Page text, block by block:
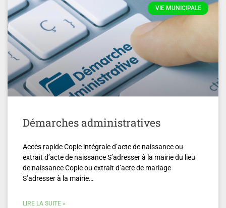
VIE MUNICIPALE
Démarches administratives
Accès rapide Copie intégrale d’acte de naissance ou
extrait d’acte de naissance S’adresser à la mairie du lieu
de naissance Copie ou extrait d’acte de mariage
S’adresser à la mairie…
LIRE LA SUITE »